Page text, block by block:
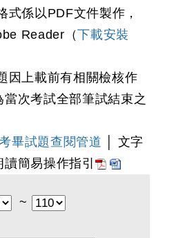
係以PDF文件製作，
Reader（下載安裝
因上載前有相關檢核作
次考試全部筆試結束之
畢試題查閱管道 │ 文字
簡易操作指引
~